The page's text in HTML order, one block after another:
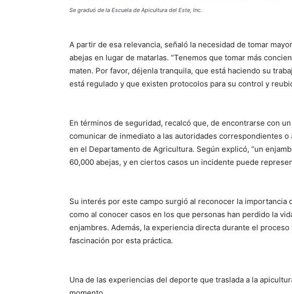
Se graduó de la Escuela de Apicultura del Este, Inc.
A partir de esa relevancia, señaló la necesidad de tomar
abejas en lugar de matarlas. “Tenemos que tomar más
maten. Por favor, déjenla tranquila, que está haciendo su
está regulado y que existen protocolos para su control y
En términos de seguridad, recalcó que, de encontrarse con
comunicar de inmediato a las autoridades correspondientes
en el Departamento de Agricultura. Según explicó, “un
60,000 abejas, y en ciertos casos un incidente puede
Su interés por este campo surgió al reconocer la importancia
como al conocer casos en los que personas han perdido la
enjambres. Además, la experiencia directa durante el
fascinación por esta práctica.
Una de las experiencias del deporte que traslada a la